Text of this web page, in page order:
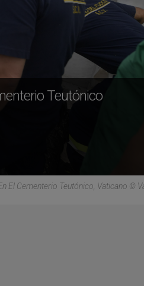
Teutónico
El Cementerio Teutónico, Vaticano ©